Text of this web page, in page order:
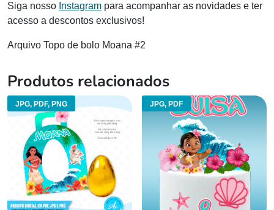
Siga nosso Instagram para acompanhar as novidades e ter
acesso a descontos exclusivos!
Arquivo Topo de bolo Moana #2
Produtos relacionados
JPG, PDF, PNG JPG, PDF